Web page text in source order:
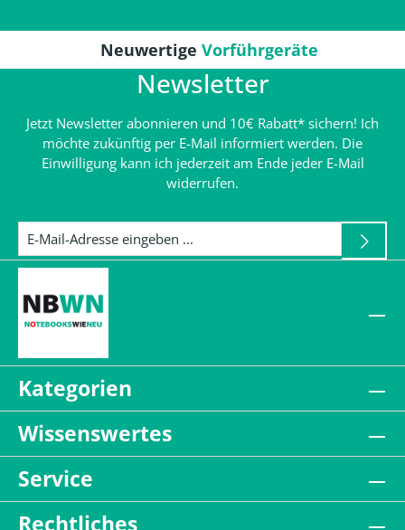
Neuwertige Vorführgeräte
Newsletter
Jetzt Newsletter abonnieren und 10€ Rabatt* sichern! Ich
möchte zukünftig per E-Mail informiert werden. Die
Einwilligung kann ich jederzeit am Ende jeder E-Mail
widerrufen.
Kategorien
Wissenswertes
Service
Rechtliches